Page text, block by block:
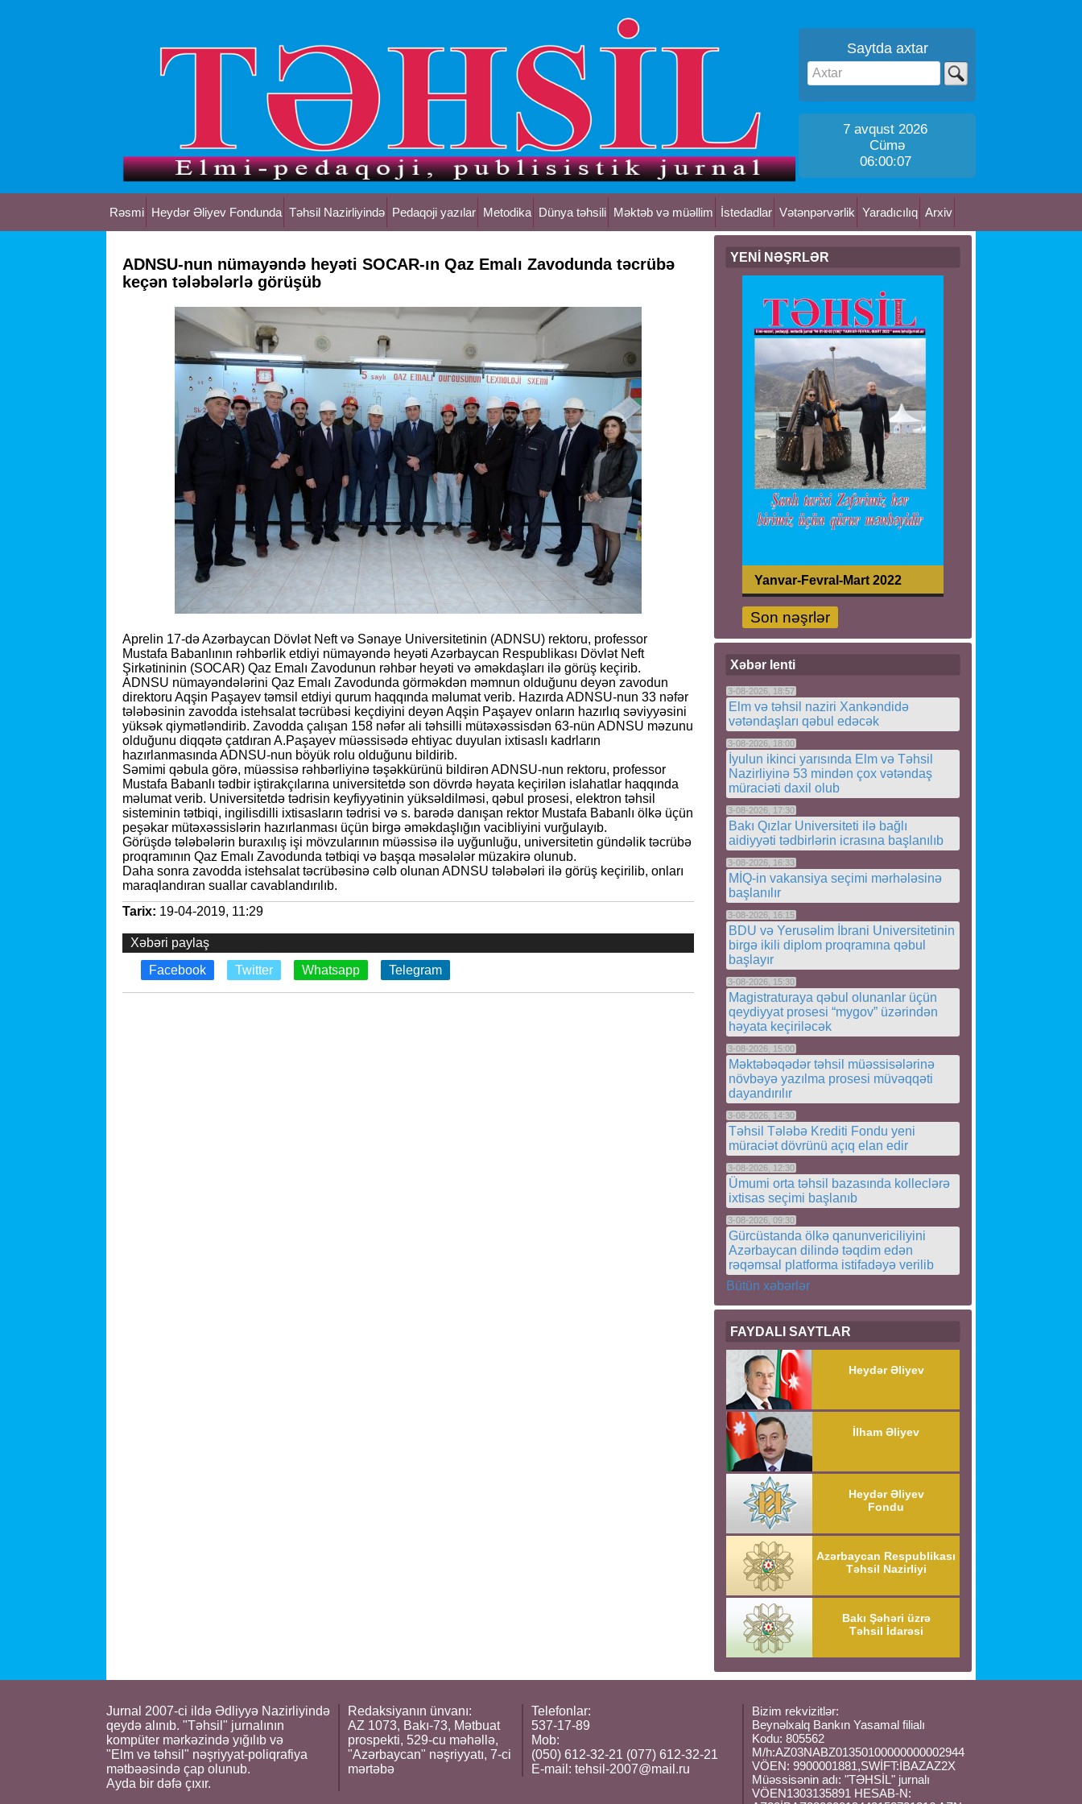
Saytda axtar
7 avqust 2026
Cümə
06:00:07
Rəsmi Heydər Əliyev Fondunda Təhsil Nazirliyində Pedaqoji yazılar Metodika Dünya təhsili Məktəb və müəllim İstedadlar Vətənpərvərlik Yaradıcılıq Arxiv
ADNSU-nun nümayəndə heyəti SOCAR-ın Qaz Emalı Zavodunda təcrübə
keçən tələbələrlə görüşüb
Aprelin 17-də Azərbaycan Dövlət Neft və Sənaye Universitetinin (ADNSU) rektoru, professor
Mustafa Babanlının rəhbərlik etdiyi nümayəndə heyəti Azərbaycan Respublikası Dövlət Neft
Şirkətininin (SOCAR) Qaz Emalı Zavodunun rəhbər heyəti və əməkdaşları ilə görüş keçirib.
ADNSU nümayəndələrini Qaz Emalı Zavodunda görməkdən məmnun olduğunu deyən zavodun
direktoru Aqşin Paşayev təmsil etdiyi qurum haqqında məlumat verib. Hazırda ADNSU-nun 33 nəfər
tələbəsinin zavodda istehsalat təcrübəsi keçdiyini deyən Aqşin Paşayev onların hazırlıq səviyyəsini
yüksək qiymətləndirib. Zavodda çalışan 158 nəfər ali təhsilli mütəxəssisdən 63-nün ADNSU məzunu
olduğunu diqqətə çatdıran A.Paşayev müəssisədə ehtiyac duyulan ixtisaslı kadrların
hazırlanmasında ADNSU-nun böyük rolu olduğunu bildirib.
Səmimi qəbula görə, müəssisə rəhbərliyinə təşəkkürünü bildirən ADNSU-nun rektoru, professor
Mustafa Babanlı tədbir iştirakçılarına universitetdə son dövrdə həyata keçirilən islahatlar haqqında
məlumat verib. Universitetdə tədrisin keyfiyyətinin yüksəldilməsi, qəbul prosesi, elektron təhsil
sisteminin tətbiqi, ingilisdilli ixtisasların tədrisi və s. barədə danışan rektor Mustafa Babanlı ölkə üçün
peşəkar mütəxəssislərin hazırlanması üçün birgə əməkdaşlığın vacibliyini vurğulayıb.
Görüşdə tələbələrin buraxılış işi mövzularının müəssisə ilə uyğunluğu, universitetin gündəlik təcrübə
proqramının Qaz Emalı Zavodunda tətbiqi və başqa məsələlər müzakirə olunub.
Daha sonra zavodda istehsalat təcrübəsinə cəlb olunan ADNSU tələbələri ilə görüş keçirilib, onları
maraqlandıran suallar cavablandırılıb.
Tarix: 19-04-2019, 11:29
Xəbəri paylaş
Facebook
Twitter Whatsapp Telegram
YENİ NƏŞRLƏR
Yanvar-Fevral-Mart 2022
Son nəşrlər
Xəbər lenti
3-08-2026, 18:57
Elm və təhsil naziri Xankəndidə
vətəndaşları qəbul edəcək
3-08-2026, 18:00
İyulun ikinci yarısında Elm və Təhsil
Nazirliyinə 53 mindən çox vətəndaş
müraciəti daxil olub
3-08-2026, 17:30
Bakı Qızlar Universiteti ilə bağlı
aidiyyəti tədbirlərin icrasına başlanılıb
3-08-2026, 16:33
MİQ-in vakansiya seçimi mərhələsinə
başlanılır
3-08-2026, 16:15
BDU və Yerusəlim İbrani Universitetinin
birgə ikili diplom proqramına qəbul
başlayır
3-08-2026, 15:30
Magistraturaya qəbul olunanlar üçün
qeydiyyat prosesi “mygov” üzərindən
həyata keçiriləcək
3-08-2026, 15:00
Məktəbəqədər təhsil müəssisələrinə
növbəyə yazılma prosesi müvəqqəti
dayandırılır
3-08-2026, 14:30
Təhsil Tələbə Krediti Fondu yeni
müraciət dövrünü açıq elan edir
3-08-2026, 12:30
Ümumi orta təhsil bazasında kolleclərə
ixtisas seçimi başlanıb
3-08-2026, 09:30
Gürcüstanda ölkə qanunvericiliyini
Azərbaycan dilində təqdim edən
rəqəmsal platforma istifadəyə verilib
Bütün xəbərlər
FAYDALI SAYTLAR
Heydər Əliyev
İlham Əliyev
Heydər Əliyev
Fondu
Azərbaycan Respublikası
Təhsil Nazirliyi
Bakı Şəhəri üzrə
Təhsil İdarəsi
Jurnal 2007-ci ildə Ədliyyə Nazirliyində
qeydə alınıb. "Təhsil" jurnalının
kompüter mərkəzində yığılıb və
"Elm və təhsil" nəşriyyat-poliqrafiya
mətbəəsində çap olunub.
Ayda bir dəfə çıxır.
Redaksiyanın ünvanı:
AZ 1073, Bakı-73, Mətbuat
prospekti, 529-cu məhəllə,
"Azərbaycan" nəşriyyatı, 7-ci
mərtəbə
Telefonlar:
537-17-89
Mob:
(050) 612-32-21 (077) 612-32-21
E-mail: tehsil-2007@mail.ru
Bizim rekvizitlər:
Beynəlxalq Bankın Yasamal filialı
Kodu: 805562
M/h:AZ03NABZ01350100000000002944
VÖEN: 9900001881,SWİFT:İBAZAZ2X
Müəssisənin adı: "TƏHSİL" jurnalı
VÖEN1303135891 HESAB-N: